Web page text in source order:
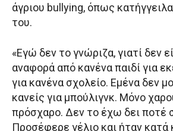
άγριου bullying, όπως
του.
«Εγώ δεν το γνώριζα, γιατί δεν
αναφορά από κανένα παιδί για
για κανένα σχολείο. Εμένα δεν
κανείς για μπούλιγνκ. Μόνο
πρόσχαρο. Δεν το έχω δει ποτέ
Προσέφερε γέλιο και ήταν κατά